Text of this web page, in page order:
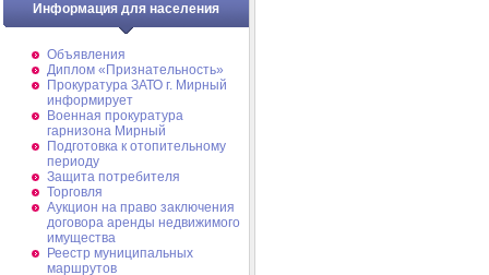
Информация для населения
Объявления
Диплом «Признательность»
Прокуратура ЗАТО г. Мирный
информирует
Военная прокуратура
гарнизона Мирный
Подготовка к отопительному
периоду
Защита потребителя
Торговля
Аукцион на право заключения
договора аренды недвижимого
имущества
Реестр муниципальных
маршрутов